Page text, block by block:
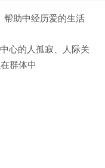
帮助中经历爱的生活
心的人孤寂、人际关
在群体中